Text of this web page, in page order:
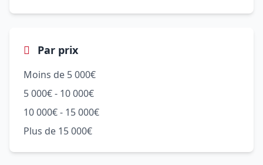
Par prix
Moins de 5 000€
5 000€ - 10 000€
10 000€ - 15 000€
Plus de 15 000€